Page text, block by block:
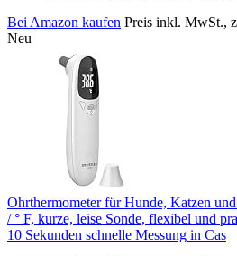
Bei Amazon kaufen Preis inkl. MwSt.,
Neu
Ohrthermometer für Hunde, Katzen
/ ° F, kurze, leise Sonde, flexibel und
10 Sekunden schnelle Messung in Cas